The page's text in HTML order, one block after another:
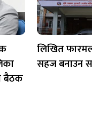
बैठक
लिखित
सहज बनाउन